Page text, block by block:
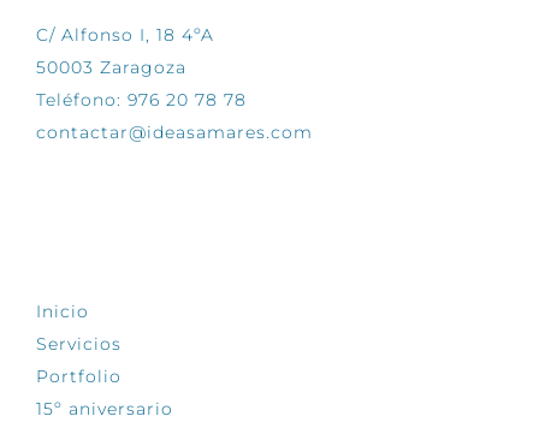
C/ Alfonso I, 18 4ºA
50003 Zaragoza
Teléfono: 976 20 78 78
contactar@ideasamares.com
Inicio
Servicios
Portfolio
15º aniversario